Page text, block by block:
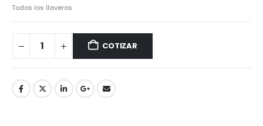
Todos los llaveros
COTIZAR